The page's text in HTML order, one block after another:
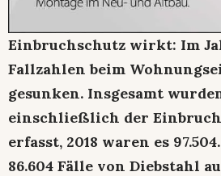
Einbruchschutz wirkt: Im
Fallzahlen beim
gesunken. Insgesamt
einschließlich der
erfasst, 2018 waren es
86.604 Fälle von Diebstahl